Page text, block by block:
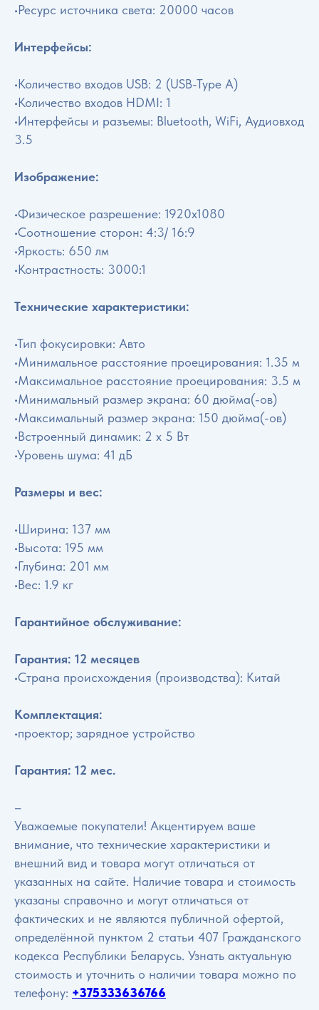
•Ресурс источника света: 20000 часов
Интерфейсы:
•Количество входов USB: 2 (USB-Type A)
•Количество входов HDMI: 1
•Интерфейсы и разъемы: Bluetooth, WiFi, Аудиовход
3.5
Изображение:
•Физическое разрешение: 1920x1080
•Соотношение сторон: 4:3/ 16:9
•Яркость: 650 лм
•Контрастность: 3000:1
Технические характеристики:
•Тип фокусировки: Авто
•Минимальное расстояние проецирования: 1.35 м
•Максимальное расстояние проецирования: 3.5 м
•Минимальный размер экрана: 60 дюйма(-ов)
•Максимальный размер экрана: 150 дюйма(-ов)
•Встроенный динамик: 2 х 5 Вт
•Уровень шума: 41 дБ
Размеры и вес:
•Ширина: 137 мм
•Высота: 195 мм
•Глубина: 201 мм
•Вес: 1.9 кг
Гарантийное обслуживание:
Гарантия: 12 месяцев
•Страна происхождения (производства): Китай
Комплектация:
•проектор; зарядное устройство
Гарантия: 12 мес.
–
Уважаемые покупатели! Акцентируем ваше
внимание, что технические характеристики и
внешний вид и товара могут отличаться от
указанных на сайте. Наличие товара и стоимость
указаны справочно и могут отличаться от
фактических и не являются публичной офертой,
определённой пунктом 2 статьи 407 Гражданского
кодекса Республики Беларусь. Узнать актуальную
стоимость и уточнить о наличии товара можно по
телефону: +375333636766